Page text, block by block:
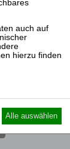
Alle auswählen